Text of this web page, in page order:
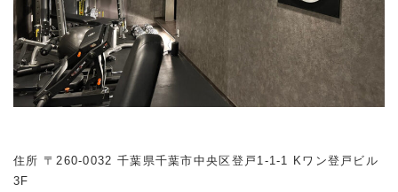
住所 〒260-0032 千葉県千葉市中央区登戸1-1-1 Kワン登戸ビル
3F